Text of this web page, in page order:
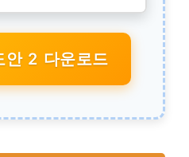
안 2 다운로드